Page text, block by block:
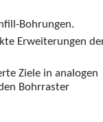
Bohrungen.
Erweiterungen
Ziele in analogen
Bohrraster